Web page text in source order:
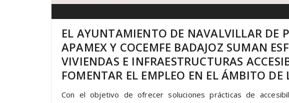
EL AYUNTAMIENTO DE NAVALVILLAR DE
APAMEX Y COCEMFE BADAJOZ SUMAN
VIVIENDAS E INFRAESTRUCTURAS
FOMENTAR EL EMPLEO EN EL ÁMBITO DE
Con el objetivo de ofrecer soluciones prácticas de